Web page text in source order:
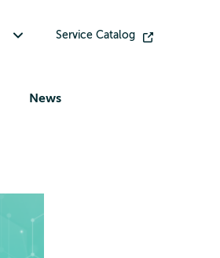
Service Catalog
News